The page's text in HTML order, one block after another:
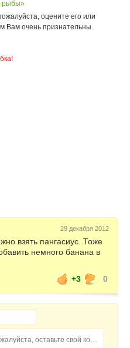
рыбы»
оцените его или
Вам очень признательны.
29 декабря 2012
взять пангасиус. Тоже
немного банана в
+3
0
Домохозяйка, пожалуйста, оставьте свой комментарий...